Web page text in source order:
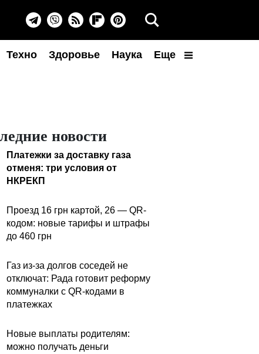
Техно Здоровье Наука Еще
новости
Платежки за доставку газа
отменя: три условия от
НКРЕКП
Проезд 16 грн картой, 26 — QR-
кодом: новые тарифы и штрафы
до 460 грн
Газ из-за долгов соседей не
отключат: Рада готовит реформу
коммуналки с QR-кодами в
платежках
Новые выплаты родителям:
можно получать деньги